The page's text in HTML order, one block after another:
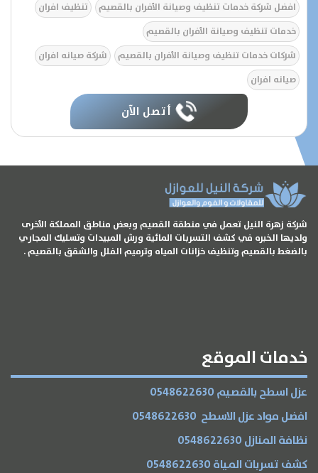
افضل شركة خدمات تنظيف وصيانة الأفران بالقصيم
تنظيف افران
خدمات تنظيف وصيانة الأفران بالقصيم
شركات خدمات تنظيف وصيانة الأفران بالقصيم
شركة صيانه افران
صيانه افران
أتصل الآن
شركة زهرة النيل تعمل في منطقة القصيم وبعض مناطق المملكة الأخرى
ولديها الخبره في كشف التسربات المائية ورش المبيدات وتسليك المجاري
بالضغط بالقصيم وتنظيف خزانات المياه وترميم الفلل والشقق بالقصيم .
خدمات الموقع
عزل اسطح بالقصيم 0548622630
افضل مواد عزل الاسطح 0548622630
نظافة المنازل 0548622630
كشف تسربات المياة 0548622630